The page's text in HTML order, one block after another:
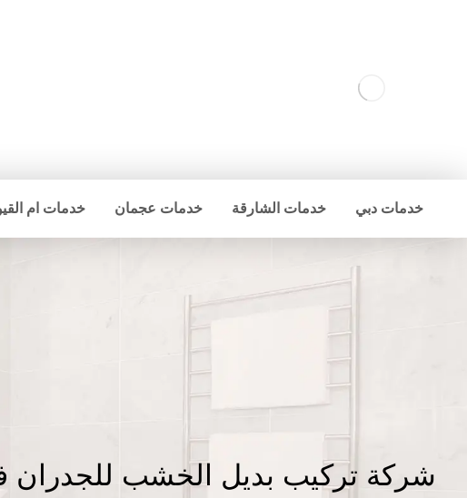
خدمات دبي خدمات الشارقة خدمات عجمان خدمات ام
شركة تركيب بديل الخشب للجدران